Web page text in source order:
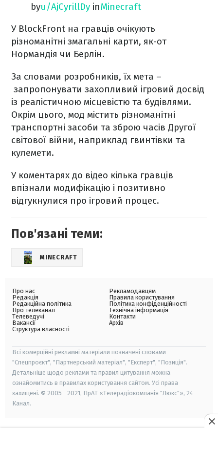
byu/AjCyrillDy inMinecraft
У BlockFront на гравців очікують
різноманітні змагальні карти, як-от
Нормандія чи Берлін.
За словами розробників, їх мета –
запропонувати захопливий ігровий досвід
із реалістичною місцевістю та будівлями.
Окрім цього, мод містить різноманітні
транспортні засоби та зброю часів Другої
світової війни, наприклад гвинтівки та
кулемети.
У коментарях до відео кілька гравців
впізнали модифікацію і позитивно
відгукнулися про ігровий процес.
Пов'язані теми:
MINECRAFT
Про нас
Редакція
Редакційна політика
Про телеканал
Телеведучі
Вакансії
Структура власності
Рекламодавцям
Правила користування
Політика конфіденційності
Технічна інформація
Контакти
Архів
Всі комерційні рекламні матеріали позначені словами
"Спецпроєкт", "Партнерський матеріал", "Експерт", "Позиція".
Детальніше щодо реклами та правил цитування можна
ознайомитись в правилах користування сайтом. Усі права
захищені. © 2005—2021, ПрАТ «Телерадіокомпанія "Люкс"», 24
Канал.